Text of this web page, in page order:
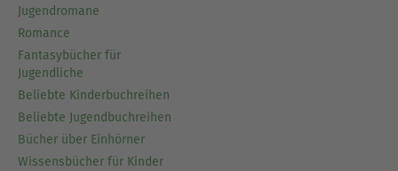
Jugendromane
Romance
Fantasybücher für
Jugendliche
Beliebte Kinderbuchreihen
Beliebte Jugendbuchreihen
Bücher über Einhörner
Wissensbücher für Kinder